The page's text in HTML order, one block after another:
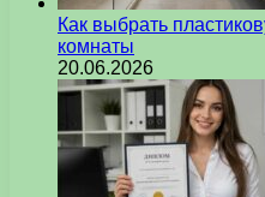
Как выбрать
комнаты
20.06.2026